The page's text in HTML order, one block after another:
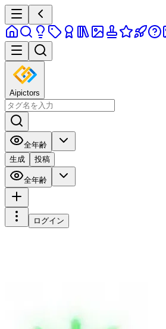
Aipictors
全年齢
生成
投稿
全年齢
ログイン